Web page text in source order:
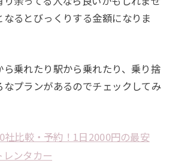
るとびっくりする金額になりま
ら乗れたり駅から乗れたり、乗り捨
プランがあるのでチェックしてみ
社比較・予約！1日2000円の最安
ンタカー